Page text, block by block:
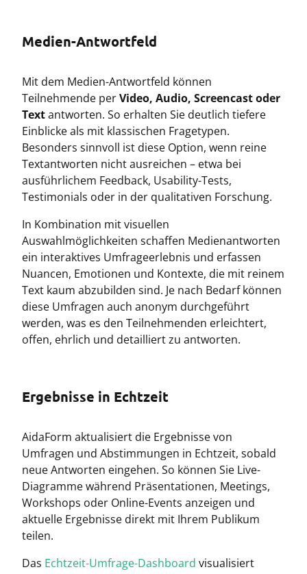
Medien-Antwortfeld
Mit dem Medien-Antwortfeld können
Teilnehmende perVideo, Audio, Screencast oder
Textantworten. So erhalten Sie deutlich tiefere
Einblicke als mit klassischen Fragetypen.
Besonders sinnvoll ist diese Option, wenn reine
Textantworten nicht ausreichen – etwa bei
ausführlichem Feedback, Usability-Tests,
Testimonials oder in der qualitativen Forschung.
In Kombination mit visuellen
Auswahlmöglichkeiten schaffen Medienantworten
ein interaktives Umfrageerlebnis und erfassen
Nuancen, Emotionen und Kontexte, die mit reinem
Text kaum abzubilden sind. Je nach Bedarf können
diese Umfragen auch anonym durchgeführt
werden, was es den Teilnehmenden erleichtert,
offen, ehrlich und detailliert zu antworten.
Ergebnisse in Echtzeit
AidaForm aktualisiert die Ergebnisse von
Umfragen und Abstimmungen in Echtzeit, sobald
neue Antworten eingehen. So können Sie Live-
Diagramme während Präsentationen, Meetings,
Workshops oder Online-Events anzeigen und
aktuelle Ergebnisse direkt mit Ihrem Publikum
teilen.
Das Echtzeit-Umfrage-Dashboard visualisiert